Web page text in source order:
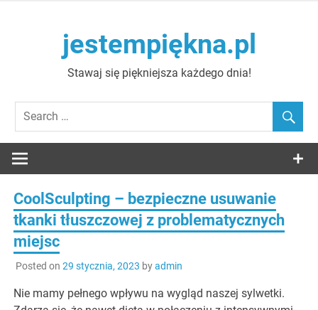
jestempiękna.pl
Stawaj się piękniejsza każdego dnia!
CoolSculpting – bezpieczne usuwanie
tkanki tłuszczowej z problematycznych
miejsc
Posted on 29 stycznia, 2023 byadmin
Nie mamy pełnego wpływu na wygląd naszej sylwetki.